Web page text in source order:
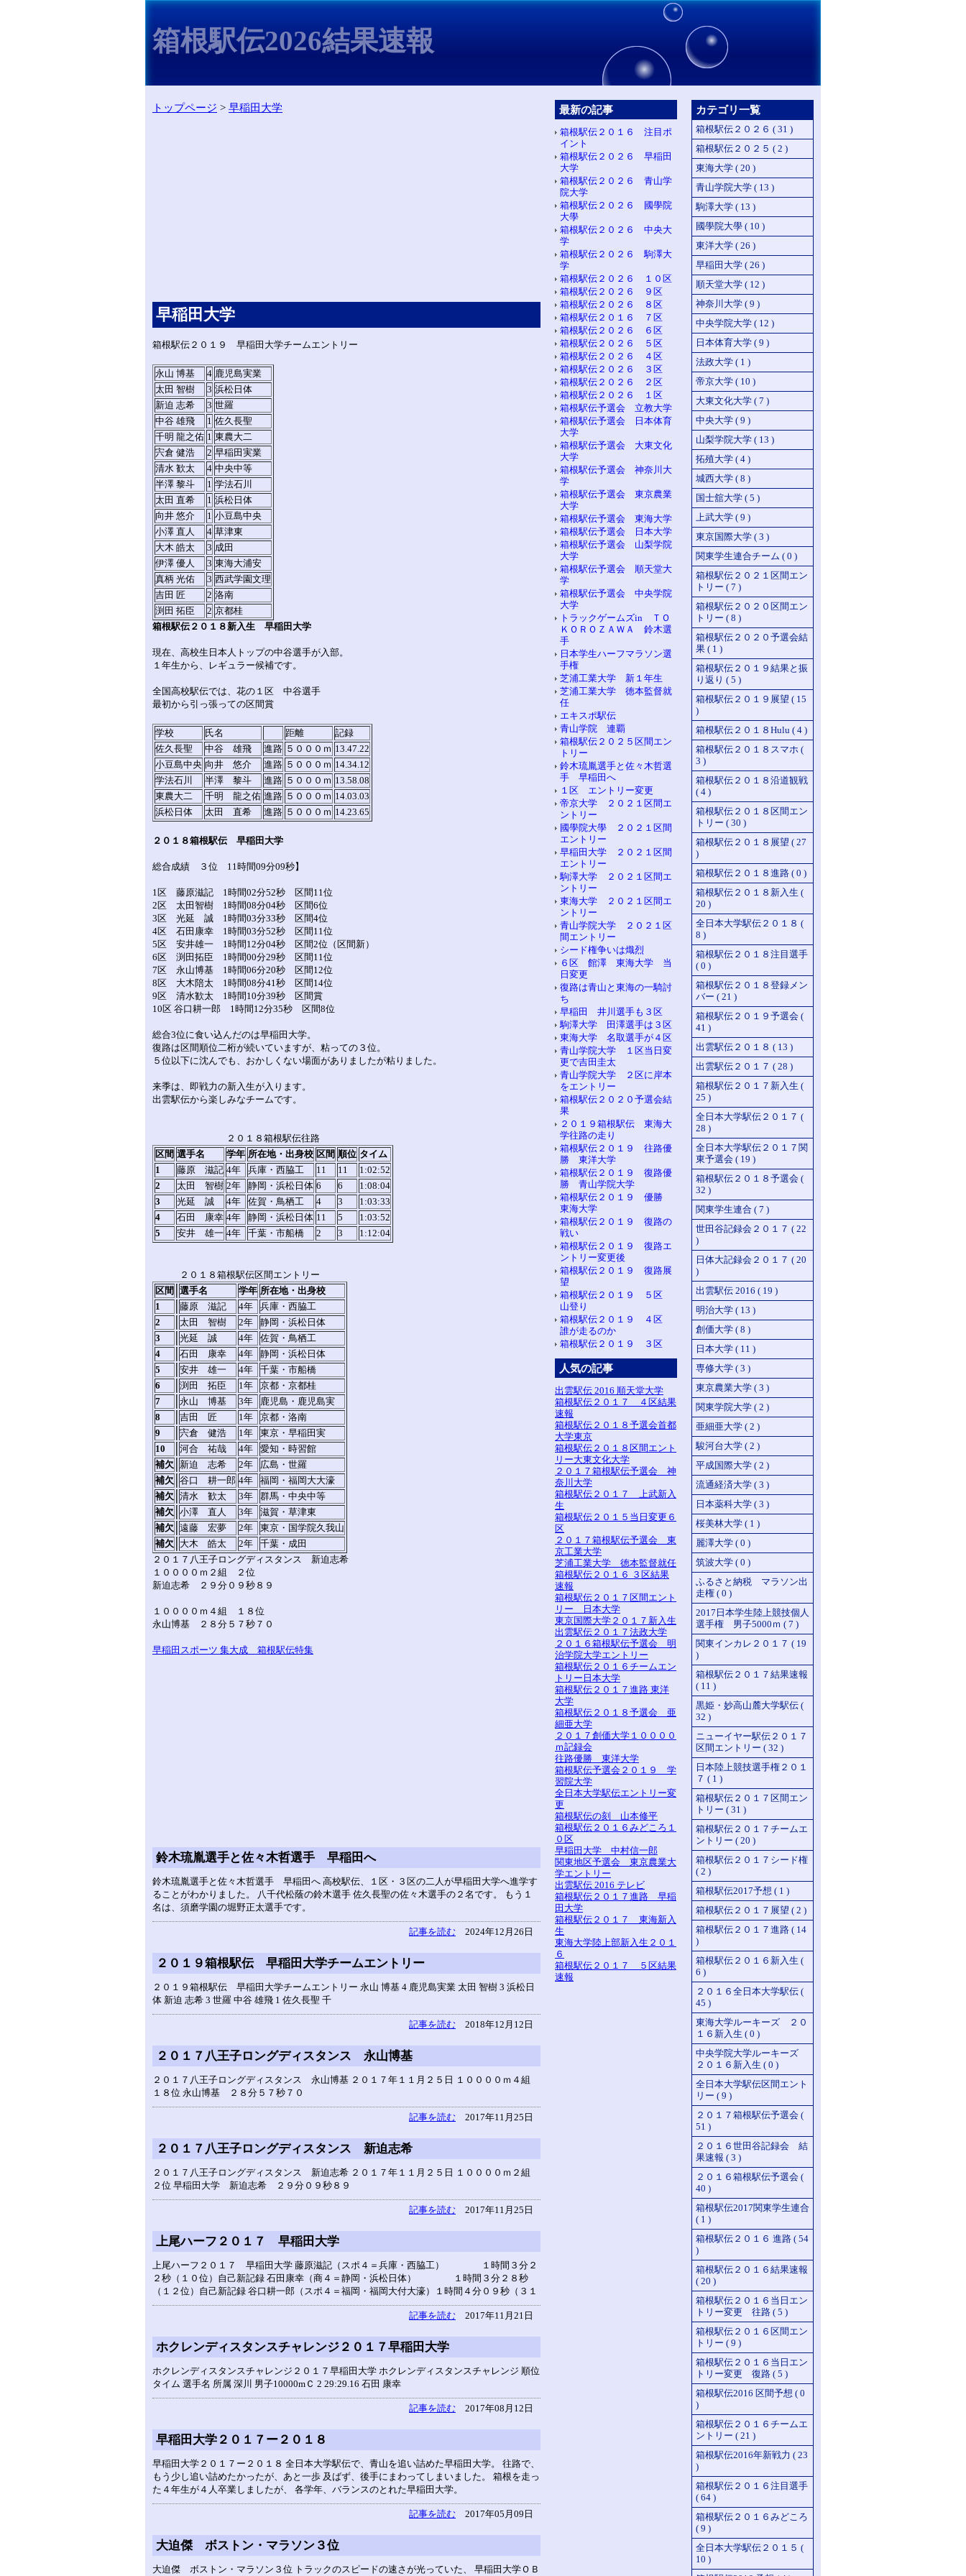
箱根駅伝2026結果速報
トップページ > 早稲田大学
早稲田大学
箱根駅伝２０１９ 早稲田大学チームエントリー
永山 博基 4 鹿児島実業
太田 智樹
3 浜松日体
新迫 志希
3 世羅
中谷 雄飛
1 佐久長聖
千明 龍之佑 1 東農大二
宍倉 健浩
2 早稲田実業
清水 歓太
4 中央中等
半澤 黎斗
1 学法石川
太田 直希
1 浜松日体
向井 悠介
1 小豆島中央
小澤 直人
4 草津東
大木 皓太
3 成田
伊澤 優人
3 東海大浦安
真柄 光佑
3 西武学園文理
吉田 匠
2 洛南
渕田 拓臣
2 京都桂
箱根駅伝２０１８新入生 早稲田大学
現在、高校生日本人トップの中谷選手が入部。
１年生から、レギュラー候補です。
全国高校駅伝では、花の１区 中谷選手
最初から引っ張っての区間賞
学校 氏名 距離
記録
佐久長聖
中谷 雄飛 進路 ５０００ｍ 13.47.22
小豆島中央 向井 悠介 進路 ５０００ｍ 14.34.12
学法石川
半澤 黎斗 進路 ５０００ｍ 13.58.08
東農大二
千明 龍之佑 進路 ５０００ｍ 14.03.03
浜松日体
太田 直希 進路 ５０００ｍ 14.23.65
２０１８箱根駅伝 早稲田大学
総合成績 ３位 11時間09分09秒】
1区 藤原滋記 1時間02分52秒 区間11位
2区 太田智樹 1時間08分04秒 区間6位
3区 光延 誠 1時間03分33秒 区間4位
4区 石田康幸 1時間03分52秒 区間11位
5区 安井雄一 1時間12分04秒 区間2位（区間新）
6区 渕田拓臣 1時間00分29秒 区間11位
7区 永山博基 1時間06分20秒 区間12位
8区 大木陪太 1時間08分41秒 区間14位
9区 清水歓太 1時間10分39秒 区間賞
10区 谷口耕一郎 1時間12分35秒 区間8位
総合3位に食い込んだのは早稲田大学。
復路は区間順位二桁が続いていますが、粘っての３位。
５位以下に沈んでも、おかしくない場面がありましたが粘りました。
来季は、即戦力の新入生が入ります。
出雲駅伝から楽しみなチームです。
２０１８箱根駅伝往路
区間 選手名 学年 所在地・出身校 区間 順位 タイム
1
藤原 滋記 4年 兵庫・西脇工 11 11
1:02:52
2
太田 智樹 2年 静岡・浜松日体 6 6
1:08:04
3
光延 誠 4年 佐賀・鳥栖工 4 3
1:03:33
4
石田 康幸 4年 静岡・浜松日体 11 5
1:03:52
5
安井 雄一 4年 千葉・市船橋 2 3 1:12:04
２０１８箱根駅伝区間エントリー
区間
選手名 学年 所在地・出身校
1
藤原 滋記 4年
兵庫・西脇工
2
太田 智樹 2年
静岡・浜松日体
3
光延 誠 4年
佐賀・鳥栖工
4
石田 康幸 4年
静岡・浜松日体
5
安井 雄一 4年
千葉・市船橋
6
渕田 拓臣 1年
京都・京都桂
7
永山 博基 3年
鹿児島・鹿児島実
8
吉田 匠 1年
京都・洛南
9
宍倉 健浩 1年
東京・早稲田実
10
河合 祐哉 4年
愛知・時習館
補欠
新迫 志希 2年
広島・世羅
補欠 谷口 耕一郎 4年
福岡・福岡大大濠
補欠 清水 歓太 3年
群馬・中央中等
補欠 小澤 直人 3年
滋賀・草津東
補欠 遠藤 宏夢 2年
東京・国学院久我山
補欠
大木 皓太 2年
千葉・成田
２０１７八王子ロングディスタンス 新迫志希
１００００ｍ２組 ２位
新迫志希 ２９分０９秒８９
１００００ｍ４組 １８位
永山博基 ２８分５７秒７０
早稲田スポーツ 集大成 箱根駅伝特集
鈴木琉胤選手と佐々木哲選手 早稲田へ
鈴木琉胤選手と佐々木哲選手 早稲田へ 高校駅伝、１区・３区の二人が早稲田大学へ進学す
ることがわかりました。 八千代松蔭の鈴木選手 佐久長聖の佐々木選手の２名です。 もう１
名は、須磨学園の堀野正太選手です。
記事を読む 2024年12月26日
２０１９箱根駅伝 早稲田大学チームエントリー
２０１９箱根駅伝 早稲田大学チームエントリー 永山 博基 4 鹿児島実業 太田 智樹 3 浜松日
体 新迫 志希 3 世羅 中谷 雄飛 1 佐久長聖 千
記事を読む 2018年12月12日
２０１７八王子ロングディスタンス 永山博基
２０１７八王子ロングディスタンス 永山博基 ２０１７年１１月２５日 １００００ｍ４組
１８位 永山博基 ２８分５７秒７０
記事を読む 2017年11月25日
２０１７八王子ロングディスタンス 新迫志希
２０１７八王子ロングディスタンス 新迫志希 ２０１７年１１月２５日 １００００ｍ２組
２位 早稲田大学 新迫志希 ２９分０９秒８９
記事を読む 2017年11月25日
上尾ハーフ２０１７ 早稲田大学
上尾ハーフ２０１７ 早稲田大学 藤原滋記（スポ４＝兵庫・西脇工） １時間３分２
２秒（１０位）自己新記録 石田康幸（商４＝静岡・浜松日体） １時間３分２８秒
（１２位）自己新記録 谷口耕一郎（スポ４＝福岡・福岡大付大濠）１時間４分０９秒（３１
記事を読む 2017年11月21日
ホクレンディスタンスチャレンジ２０１７早稲田大学
ホクレンディスタンスチャレンジ２０１７早稲田大学 ホクレンディスタンスチャレンジ 順位
タイム 選手名 所属 深川 男子10000mＣ 2 29:29.16 石田 康幸
記事を読む 2017年08月12日
早稲田大学２０１７ー２０１８
早稲田大学２０１７ー２０１８ 全日本大学駅伝で、青山を追い詰めた早稲田大学。 往路で、
もう少し追い詰めたかったが、あと一歩 及ばず、後手にまわってしまいました。 箱根を走っ
た４年生が４人卒業しましたが、 各学年、バランスのとれた早稲田大学。
記事を読む 2017年05月09日
大迫傑 ボストン・マラソン３位
大迫傑 ボストン・マラソン３位 トラックのスピードの速さが光っていた、 早稲田大学ＯＢ
最新の記事
箱根駅伝２０１６ 注目ポ
イント
箱根駅伝２０２６ 早稲田
大学
箱根駅伝２０２６ 青山学
院大学
箱根駅伝２０２６ 國學院
大學
箱根駅伝２０２６ 中央大
学
箱根駅伝２０２６ 駒澤大
学
箱根駅伝２０２６ １０区
箱根駅伝２０２６ ９区
箱根駅伝２０２６ ８区
箱根駅伝２０１６ ７区
箱根駅伝２０２６ ６区
箱根駅伝２０２６ ５区
箱根駅伝２０２６ ４区
箱根駅伝２０２６ ３区
箱根駅伝２０２６ ２区
箱根駅伝２０２６ １区
箱根駅伝予選会 立教大学
箱根駅伝予選会 日本体育
大学
箱根駅伝予選会 大東文化
大学
箱根駅伝予選会 神奈川大
学
箱根駅伝予選会 東京農業
大学
箱根駅伝予選会 東海大学
箱根駅伝予選会 日本大学
箱根駅伝予選会 山梨学院
大学
箱根駅伝予選会 順天堂大
学
箱根駅伝予選会 中央学院
大学
トラックゲームズin ＴＯ
ＫＯＲＯＺＡＷＡ 鈴木選
手
日本学生ハーフマラソン選
手権
芝浦工業大学 新１年生
芝浦工業大学 徳本監督就
任
エキスポ駅伝
青山学院 連覇
箱根駅伝２０２５区間エン
トリー
鈴木琉胤選手と佐々木哲選
手 早稲田へ
１区 エントリー変更
帝京大学 ２０２１区間エ
ントリー
國學院大學 ２０２１区間
エントリー
早稲田大学 ２０２１区間
エントリー
駒澤大学 ２０２１区間エ
ントリー
東海大学 ２０２１区間エ
ントリー
青山学院大学 ２０２１区
間エントリー
シード権争いは熾烈
６区 館澤 東海大学 当
日変更
復路は青山と東海の一騎討
ち
早稲田 井川選手も３区
駒澤大学 田澤選手は３区
東海大学 名取選手が４区
青山学院大学 １区当日変
更で吉田圭太
青山学院大学 ２区に岸本
をエントリー
箱根駅伝２０２０予選会結
果
２０１９箱根駅伝 東海大
学往路の走り
箱根駅伝２０１９ 往路優
勝 東洋大学
箱根駅伝２０１９ 復路優
勝 青山学院大学
箱根駅伝２０１９ 優勝
東海大学
箱根駅伝２０１９ 復路の
戦い
箱根駅伝２０１９ 復路エ
ントリー変更後
箱根駅伝２０１９ 復路展
望
箱根駅伝２０１９ ５区
山登り
箱根駅伝２０１９ ４区
誰が走るのか
箱根駅伝２０１９ ３区
人気の記事
出雲駅伝 2016 順天堂大学
箱根駅伝２０１７ ４区結果
速報
箱根駅伝２０１８予選会首都
大学東京
箱根駅伝２０１８区間エント
リー大東文化大学
２０１７箱根駅伝予選会 神
奈川大学
箱根駅伝２０１７ 上武新入
生
箱根駅伝２０１５当日変更６
区
２０１７箱根駅伝予選会 東
京工業大学
芝浦工業大学 徳本監督就任
箱根駅伝２０１６ ３区結果
速報
箱根駅伝２０１７区間エント
リー 日本大学
東京国際大学２０１７新入生
出雲駅伝２０１７法政大学
２０１６箱根駅伝予選会 明
治学院大学エントリー
箱根駅伝２０１６チームエン
トリー日本大学
箱根駅伝２０１７進路 東洋
大学
箱根駅伝２０１８予選会 亜
細亜大学
２０１７創価大学１００００
ｍ記録会
往路優勝 東洋大学
箱根駅伝予選会２０１９ 学
習院大学
全日本大学駅伝エントリー変
更
箱根駅伝の刻 山本修平
箱根駅伝２０１６みどころ１
０区
早稲田大学 中村信一郎
関東地区予選会 東京農業大
学エントリー
出雲駅伝 2016 テレビ
箱根駅伝２０１７進路 早稲
田大学
箱根駅伝２０１７ 東海新入
生
東海大学陸上部新入生２０１
６
箱根駅伝２０１７ ５区結果
速報
カテゴリ一覧
箱根駅伝２０２６ ( 31 )
箱根駅伝２０２５ ( 2 )
東海大学 ( 20 )
青山学院大学 ( 13 )
駒澤大学 ( 13 )
國學院大學 ( 10 )
東洋大学 ( 26 )
早稲田大学 ( 26 )
順天堂大学 ( 12 )
神奈川大学 ( 9 )
中央学院大学 ( 12 )
日本体育大学 ( 9 )
法政大学 ( 1 )
帝京大学 ( 10 )
大東文化大学 ( 7 )
中央大学 ( 9 )
山梨学院大学 ( 13 )
拓殖大学 ( 4 )
城西大学 ( 8 )
国士舘大学 ( 5 )
上武大学 ( 9 )
東京国際大学 ( 3 )
関東学生連合チーム ( 0 )
箱根駅伝２０２１区間エン
トリー ( 7 )
箱根駅伝２０２０区間エン
トリー ( 8 )
箱根駅伝２０２０予選会結
果 ( 1 )
箱根駅伝２０１９結果と振
り返り ( 5 )
箱根駅伝２０１９展望 ( 15
)
箱根駅伝２０１８Hulu ( 4 )
箱根駅伝２０１８スマホ (
3 )
箱根駅伝２０１８沿道観戦
( 4 )
箱根駅伝２０１８区間エン
トリー ( 30 )
箱根駅伝２０１８展望 ( 27
)
箱根駅伝２０１８進路 ( 0 )
箱根駅伝２０１８新入生 (
20 )
全日本大学駅伝２０１８ (
8 )
箱根駅伝２０１８注目選手
( 0 )
箱根駅伝２０１８登録メン
バー ( 21 )
箱根駅伝２０１９予選会 (
41 )
出雲駅伝２０１８ ( 13 )
出雲駅伝２０１７ ( 28 )
箱根駅伝２０１７新入生 (
25 )
全日本大学駅伝２０１７ (
28 )
全日本大学駅伝２０１７関
東予選会 ( 19 )
箱根駅伝２０１８予選会 (
32 )
関東学生連合 ( 7 )
世田谷記録会２０１７ ( 22
)
日体大記録会２０１７ ( 20
)
出雲駅伝 2016 ( 19 )
明治大学 ( 13 )
創価大学 ( 8 )
日本大学 ( 11 )
専修大学 ( 3 )
東京農業大学 ( 3 )
関東学院大学 ( 2 )
亜細亜大学 ( 2 )
駿河台大学 ( 2 )
平成国際大学 ( 2 )
流通経済大学 ( 3 )
日本薬科大学 ( 3 )
桜美林大学 ( 1 )
麗澤大学 ( 0 )
筑波大学 ( 0 )
ふるさと納税 マラソン出
走権 ( 0 )
2017日本学生陸上競技個人
選手権 男子5000ｍ ( 7 )
関東インカレ２０１７ ( 19
)
箱根駅伝２０１７結果速報
( 11 )
黒姫・妙高山麓大学駅伝 (
32 )
ニューイヤー駅伝２０１７
区間エントリー ( 32 )
日本陸上競技選手権２０１
７ ( 1 )
箱根駅伝２０１７区間エン
トリー ( 31 )
箱根駅伝２０１７チームエ
ントリー ( 20 )
箱根駅伝２０１７シード権
( 2 )
箱根駅伝2017予想 ( 1 )
箱根駅伝２０１７展望 ( 2 )
箱根駅伝２０１７進路 ( 14
)
箱根駅伝２０１６新入生 (
6 )
２０１６全日本大学駅伝 (
45 )
東海大学ルーキーズ ２０
１６新入生 ( 0 )
中央学院大学ルーキーズ
２０１６新入生 ( 0 )
全日本大学駅伝区間エント
リー ( 9 )
２０１７箱根駅伝予選会 (
51 )
２０１６世田谷記録会 結
果速報 ( 3 )
２０１６箱根駅伝予選会 (
40 )
箱根駅伝2017関東学生連合
( 1 )
箱根駅伝２０１６ 進路 ( 54
)
箱根駅伝２０１６結果速報
( 20 )
箱根駅伝２０１６当日エン
トリー変更 往路 ( 5 )
箱根駅伝２０１６区間エン
トリー ( 9 )
箱根駅伝２０１６当日エン
トリー変更 復路 ( 5 )
箱根駅伝2016 区間予想 ( 0
)
箱根駅伝２０１６チームエ
ントリー ( 21 )
箱根駅伝2016年新戦力 ( 23
)
箱根駅伝２０１６注目選手
( 64 )
箱根駅伝２０１６みどころ
( 9 )
全日本大学駅伝２０１５ (
10 )